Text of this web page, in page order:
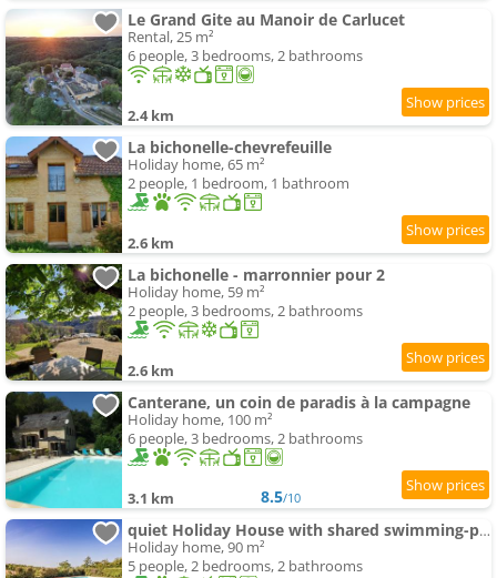
Le Grand Gite au Manoir de Carlucet
Rental, 25 m²
6 people, 3 bedrooms, 2 bathrooms
2.4 km
La bichonelle-chevrefeuille
Holiday home, 65 m²
2 people, 1 bedroom, 1 bathroom
2.6 km
La bichonelle - marronnier pour 2
Holiday home, 59 m²
2 people, 3 bedrooms, 2 bathrooms
2.6 km
Canterane, un coin de paradis à la campagne
Holiday home, 100 m²
6 people, 3 bedrooms, 2 bathrooms
3.1 km 8.5/10
quiet Holiday House with shared swimming-pool
Holiday home, 90 m²
5 people, 2 bedrooms, 2 bathrooms